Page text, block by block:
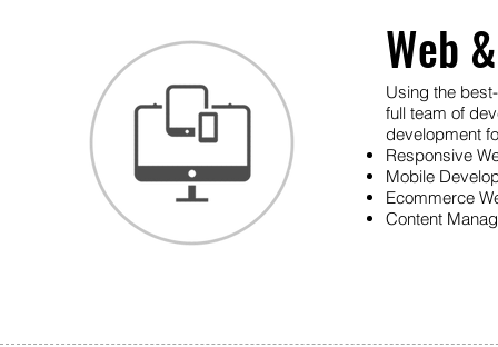
Web
Using the
full team of
development
Responsive
Mobile
Ecommerce
Content